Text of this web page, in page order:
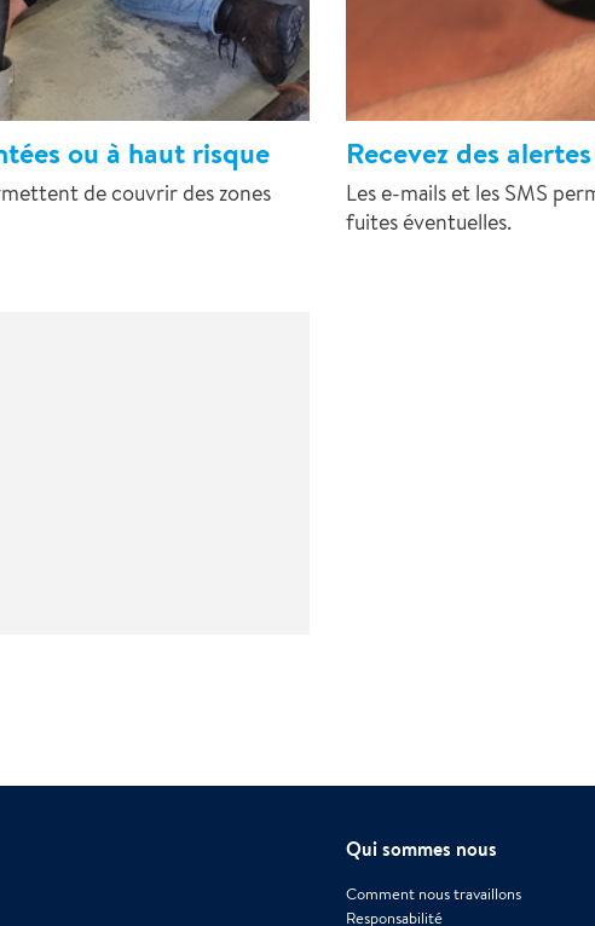
ou à haut risque
de couvrir des zones
Recevez des
Les e-mails et les SMS
fuites éventuelles.
Qui sommes nous
Comment nous travaillons
Responsabilité